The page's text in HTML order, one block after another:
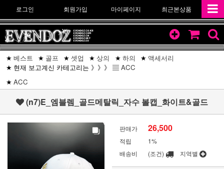
로그인 회원가입 마이페이지 최근본상품
베스트 골프 셋업 상의 하의
액세서리
현재 보고계신 카테고리는 》》》 ▤ ACC
ACC
(n7)E_엠블렘_골드메탈릭_자수 볼캡_화이트&골드
판매가 26,500
적립
1%
배송비
(조건) 지역별